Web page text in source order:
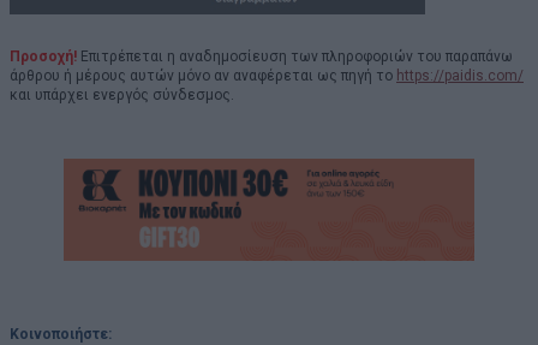
Προσοχή! Επιτρέπεται η αναδημοσίευση των πληροφοριών του παραπάνω
άρθρου ή μέρους αυτών μόνο αν αναφέρεται ως πηγή το https://paidis.com/
και υπάρχει ενεργός σύνδεσμος.
Κοινοποιήστε: